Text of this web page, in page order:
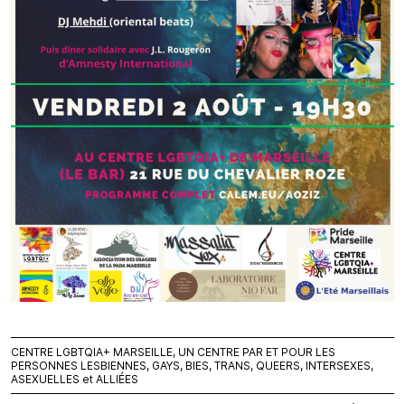
CENTRE LGBTQIA+ MARSEILLE, UN CENTRE PAR ET POUR LES
PERSONNES LESBIENNES, GAYS, BIES, TRANS, QUEERS, INTERSEXES,
ASEXUELLES et ALLIÉES